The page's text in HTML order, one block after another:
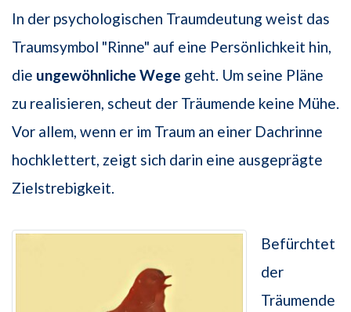
In der psychologischen Traumdeutung weist das
Traumsymbol "Rinne" auf eine Persönlichkeit hin,
die ungewöhnliche Wege geht. Um seine Pläne
zu realisieren, scheut der Träumende keine Mühe.
Vor allem, wenn er im Traum an einer Dachrinne
hochklettert, zeigt sich darin eine ausgeprägte
Zielstrebigkeit.
Befürchtet
der
Träumende